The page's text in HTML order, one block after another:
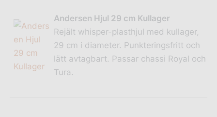
Andersen Hjul 29 cm Kullager
Rejält whisper-plasthjul med kullager,
29 cm i diameter. Punkteringsfritt och
lätt avtagbart. Passar chassi Royal och
Tura.